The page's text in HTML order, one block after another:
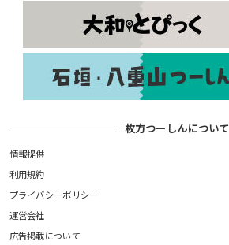
枚方つーしんについて
情報提供
利用規約
プライバシーポリシー
運営会社
広告掲載について